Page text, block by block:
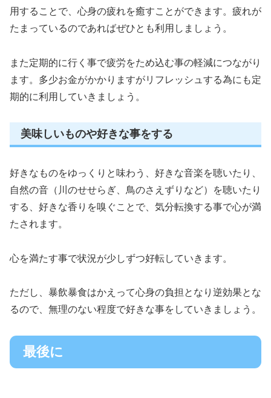
用することで、心身の疲れを癒すことができます。疲れが
たまっているのであればぜひとも利用しましょう。
また定期的に行く事で疲労をため込む事の軽減につながり
ます。多少お金がかかりますがリフレッシュする為にも定
期的に利用していきましょう。
美味しいものや好きな事をする
好きなものをゆっくりと味わう、好きな音楽を聴いたり、
自然の音（川のせせらぎ、鳥のさえずりなど）を聴いたり
する、好きな香りを嗅ぐことで、気分転換する事で心が満
たされます。
心を満たす事で状況が少しずつ好転していきます。
ただし、暴飲暴食はかえって心身の負担となり逆効果とな
るので、無理のない程度で好きな事をしていきましょう。
最後に